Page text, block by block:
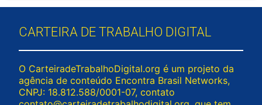
CARTEIRA DE TRABALHO DIGITAL
O CarteiradeTrabalhoDigital.org é um projeto da
agência de conteúdo Encontra Brasil Networks,
CNPJ: 18.812.588/0001-07, contato